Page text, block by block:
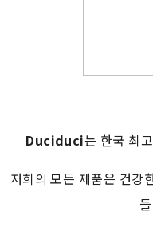
Duciduci는 한국 최
저희의 모든 제품은 건강